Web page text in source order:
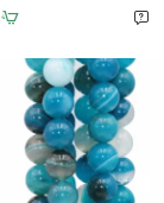
20x14
conf.